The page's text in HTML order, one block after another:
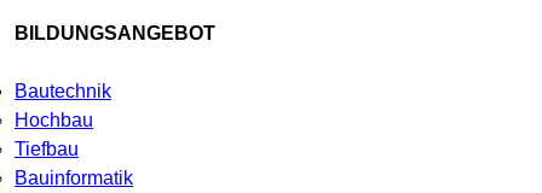
BILDUNGSANGEBOT
Bautechnik
Hochbau
Tiefbau
Bauinformatik